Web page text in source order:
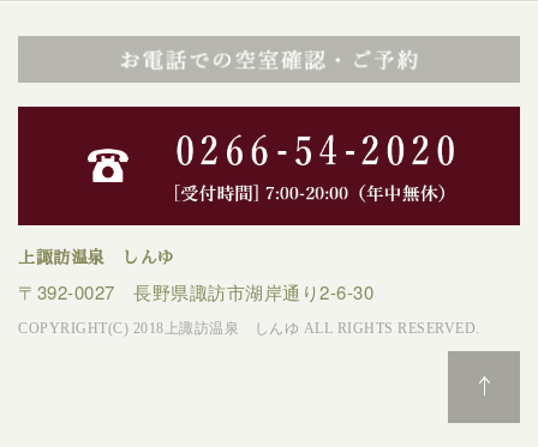
上諏訪温泉 しんゆ
〒392-0027 長野県諏訪市湖岸通り2-6-30
COPYRIGHT(C) 2018上諏訪温泉 しんゆ ALL RIGHTS RESERVED.